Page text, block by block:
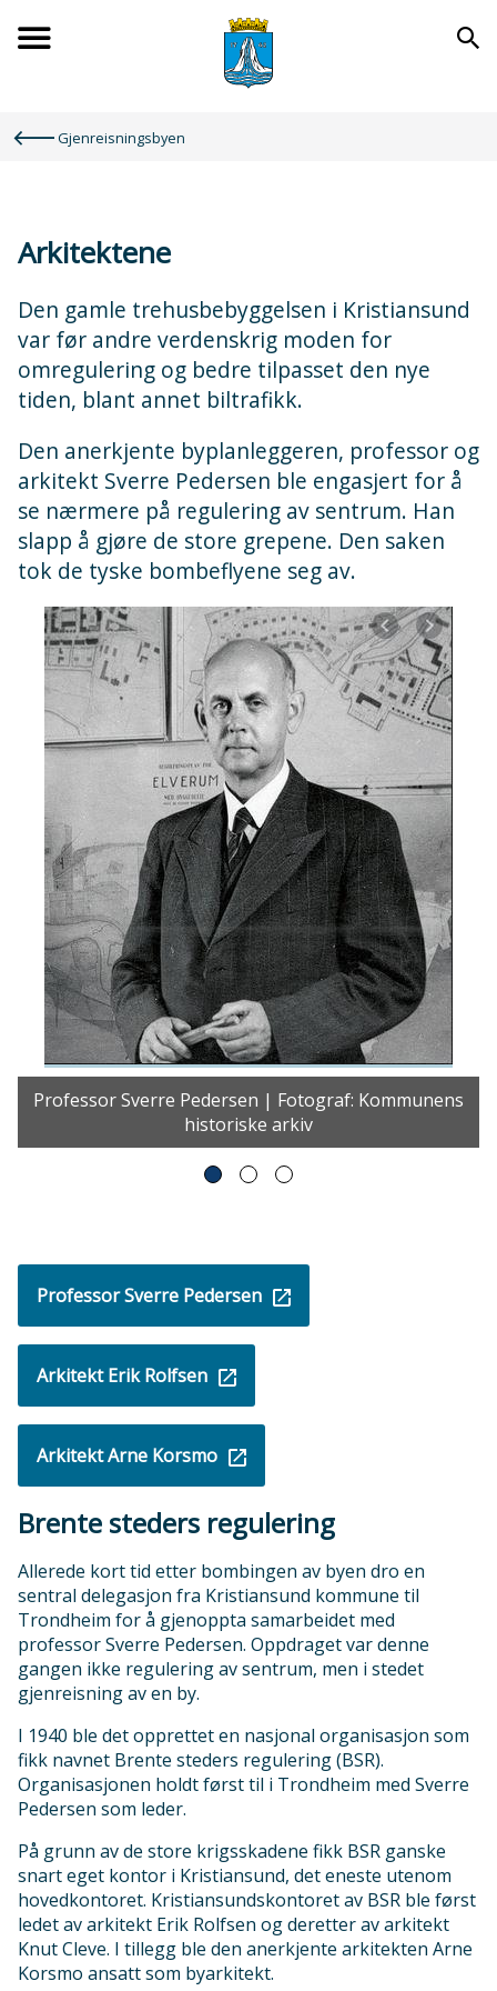
Forsiden
Gjenreisningsbyen
Arkitektene
Den gamle trehusbebyggelsen i Kristiansund
var før andre verdenskrig moden for
omregulering og bedre tilpasset den nye
tiden, blant annet biltrafikk.
Den anerkjente byplanleggeren, professor og
arkitekt Sverre Pedersen ble engasjert for å
se nærmere på regulering av sentrum. Han
slapp å gjøre de store grepene. Den saken
tok de tyske bombeflyene seg av.
Professor Sverre Pedersen | Fotograf: Kommunens
historiske arkiv
Professor Sverre Pedersen
Arkitekt Erik Rolfsen
Arkitekt Arne Korsmo
Brente steders regulering
Allerede kort tid etter bombingen av byen dro en
sentral delegasjon fra Kristiansund kommune til
Trondheim for å gjenoppta samarbeidet med
professor Sverre Pedersen. Oppdraget var denne
gangen ikke regulering av sentrum, men i stedet
gjenreisning av en by.
I 1940 ble det opprettet en nasjonal organisasjon som
fikk navnet Brente steders regulering (BSR).
Organisasjonen holdt først til i Trondheim med Sverre
Pedersen som leder.
På grunn av de store krigsskadene fikk BSR ganske
snart eget kontor i Kristiansund, det eneste utenom
hovedkontoret. Kristiansundskontoret av BSR ble først
ledet av arkitekt Erik Rolfsen og deretter av arkitekt
Knut Cleve. I tillegg ble den anerkjente arkitekten Arne
Korsmo ansatt som byarkitekt.